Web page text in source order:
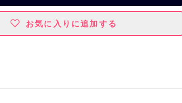
お気に入りに追加する
ぐるみが、手のひらサイズのマスコットに